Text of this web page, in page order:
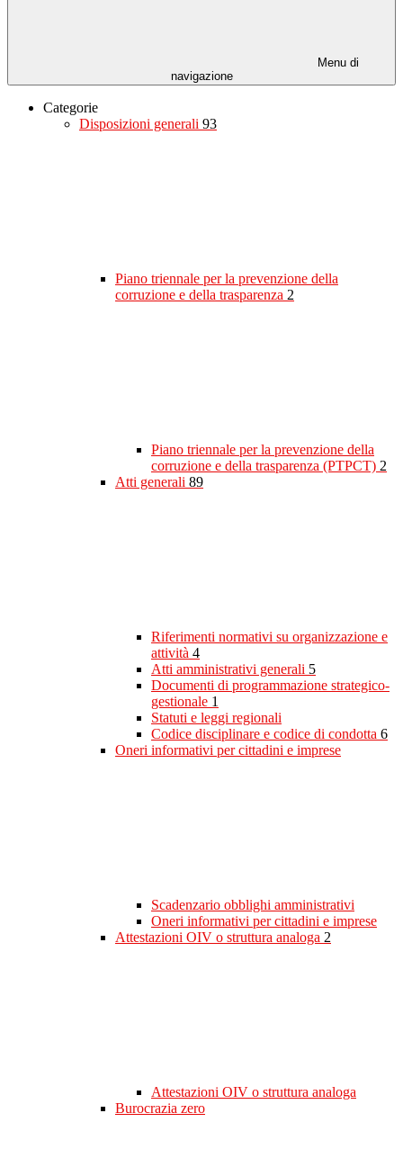
Menu di
navigazione
Categorie
Disposizioni generali 93
Piano triennale per la prevenzione della
corruzione e della trasparenza 2
Piano triennale per la prevenzione della
corruzione e della trasparenza (PTPCT) 2
Atti generali 89
Riferimenti normativi su organizzazione e
attività 4
Atti amministrativi generali 5
Documenti di programmazione strategico-
gestionale 1
Statuti e leggi regionali
Codice disciplinare e codice di condotta 6
Oneri informativi per cittadini e imprese
Scadenzario obblighi amministrativi
Oneri informativi per cittadini e imprese
Attestazioni OIV o struttura analoga 2
Attestazioni OIV o struttura analoga
Burocrazia zero